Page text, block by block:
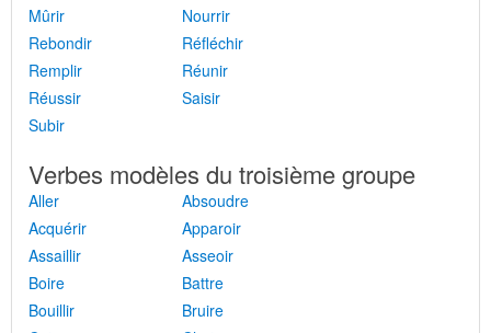
Mûrir
Nourrir
Rebondir
Réfléchir
Remplir
Réunir
Réussir
Saisir
Subir
Verbes modèles du troisième groupe
Aller
Absoudre
Acquérir
Apparoir
Assaillir
Asseoir
Boire
Battre
Bouillir
Bruire